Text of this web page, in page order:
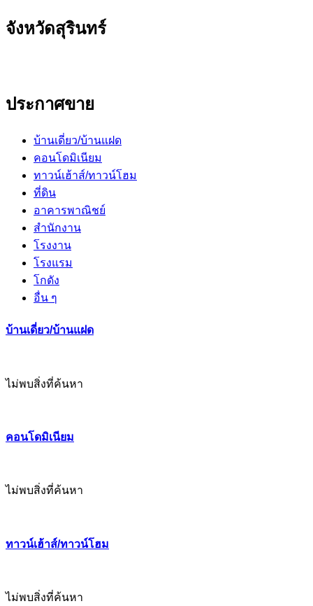
จังหวัดสุรินทร์
ประกาศขาย
บ้านเดี่ยว/บ้านแฝด
คอนโดมิเนียม
ทาวน์เฮ้าส์/ทาวน์โฮม
ที่ดิน
อาคารพาณิชย์
สำนักงาน
โรงงาน
โรงแรม
โกดัง
อื่น ๆ
บ้านเดี่ยว/บ้านแฝด
ไม่พบสิ่งที่ค้นหา
คอนโดมิเนียม
ไม่พบสิ่งที่ค้นหา
ทาวน์เฮ้าส์/ทาวน์โฮม
ไม่พบสิ่งที่ค้นหา